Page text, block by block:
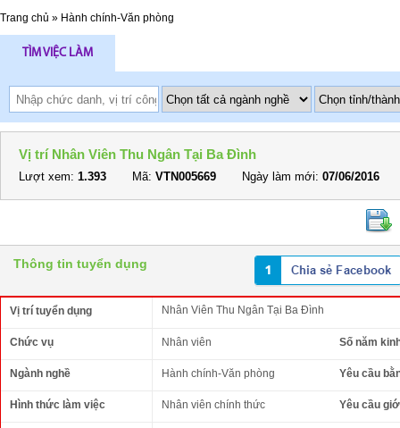
Trang chủ » Hành chính-Văn phòng
TÌM VIỆC LÀM
Vị trí Nhân Viên Thu Ngân Tại Ba Đình
Lượt xem: 1.393 Mã: VTN005669 Ngày làm mới: 07/06/2016
Thông tin tuyển dụng
Vị trí tuyển dụng Nhân Viên Thu Ngân Tại Ba Đình
Chức vụ Nhân viên Số năm
Ngành nghề Hành chính-Văn phòng Yêu cầu
Hình thức làm việc Nhân viên chính thức Yêu cầu